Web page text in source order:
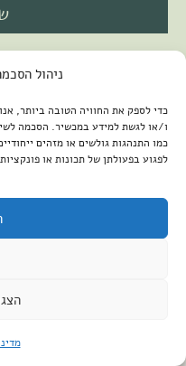
ניהול
כדי לספק את החוויה הטובה ביותר,
ו/או לגשת למידע במכשיר. הסכמה
כמו התנהגות גולשים או מזהים
לפגוע בפעולתן של תכונות או
2026 © כל הזכויות שמורות למיכל שמיר